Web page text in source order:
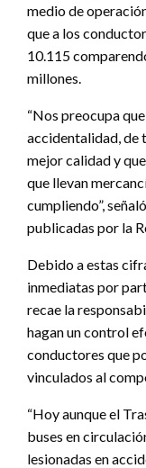
medio de
que a los
10.115
millones.
“Nos preocupa
accidentalidad, de
mejor calidad y
que llevan
cumpliendo”,
publicadas por la
Debido a estas
inmediatas por
recae la
hagan un control
conductores que
vinculados al
“Hoy aunque el
buses en
lesionadas en